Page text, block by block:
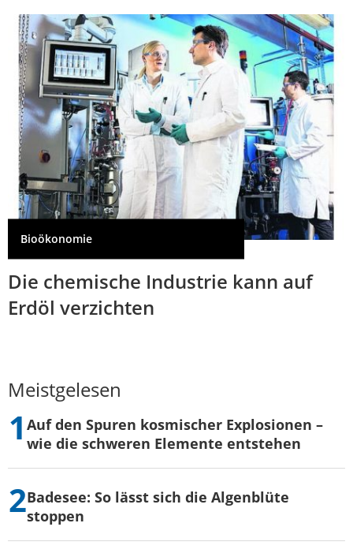
Bioökonomie
Die chemische Industrie kann auf
Erdöl verzichten
Meistgelesen
Auf den Spuren kosmischer Explosionen –
wie die schweren Elemente entstehen
Badesee: So lässt sich die Algenblüte
stoppen